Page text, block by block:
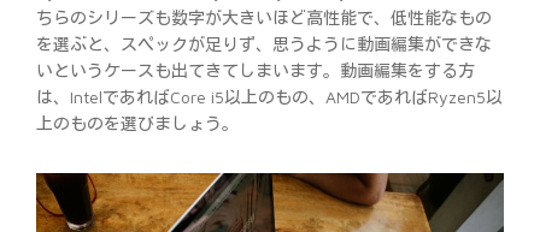
ちらのシリーズも数字が大きいほど高性能で、低性能なもの
を選ぶと、スペックが足りず、思うように動画編集ができな
いというケースも出てきてしまいます。動画編集をする方
は、IntelであればCore i5以上のもの、AMDであればRyzen5以
上のものを選びましょう。